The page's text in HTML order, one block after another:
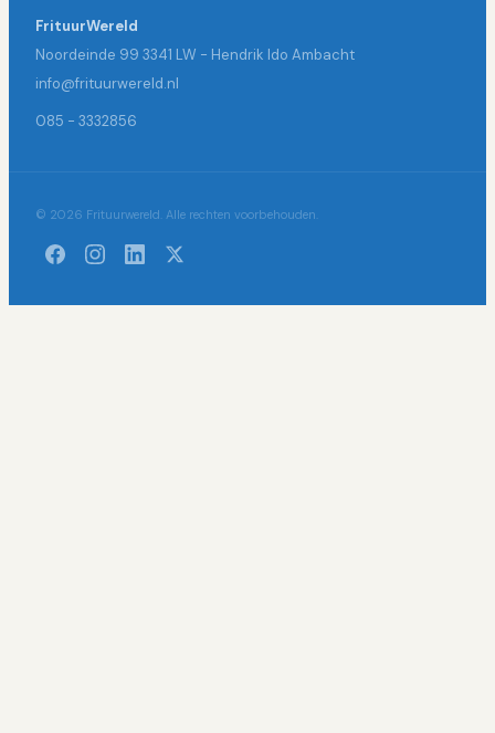
FrituurWereld
Noordeinde 99 3341 LW - Hendrik Ido Ambacht
info@frituurwereld.nl
085 - 3332856
© 2026 Frituurwereld. Alle rechten voorbehouden.